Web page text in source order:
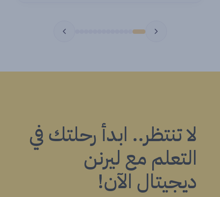
لا تنتظر.. ابدأ رحلتك في
التعلم مع ليرنن
ديجيتال الآن!